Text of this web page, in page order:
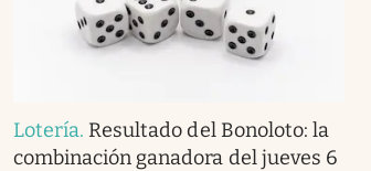
Lotería. Resultado del Bonoloto: la
combinación ganadora del jueves 6